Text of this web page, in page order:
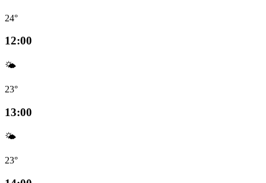
24°
12:00
🌤️
23°
13:00
🌤️
23°